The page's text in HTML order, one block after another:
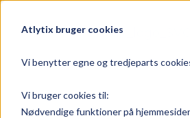
Atlytix bruger cookies
Vi benytter egne og tredjeparts
Vi bruger cookies til:
Nødvendige funktioner på